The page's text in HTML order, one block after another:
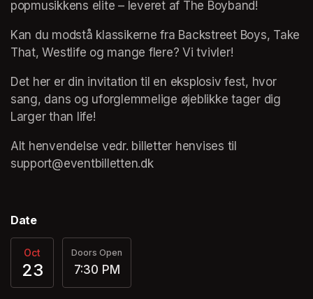
popmusikkens elite – leveret af The Boyband!
Kan du modstå klassikerne fra Backstreet Boys, Take
That, Westlife og mange flere? Vi tvivler!
Det her er din invitation til en eksplosiv fest, hvor
sang, dans og uforglemmelige øjeblikke tager dig
Larger than life!
Alt henvendelse vedr. billetter henvises til
support@eventbilletten.dk
Date
Oct
23
Doors Open
7:30 PM